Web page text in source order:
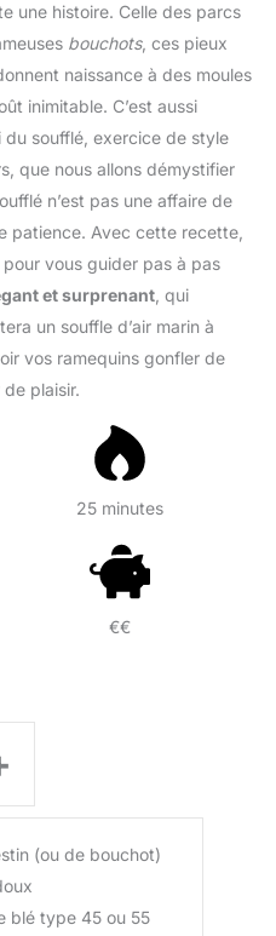
une histoire. Celle des parcs
bouchots, ces pieux
naissance à des moules
inimitable. C’est aussi
du soufflé, exercice de style
que nous allons démystifier
n’est pas une affaire de
patience. Avec cette recette,
vous guider pas à pas
et surprenant , qui
un souffle d’air marin à
vos ramequins gonfler de
plaisir.
25 minutes
€€
(ou de bouchot)
blé type 45 ou 55